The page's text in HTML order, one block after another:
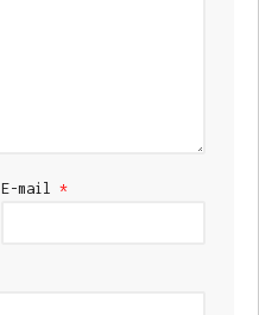
E-mail*